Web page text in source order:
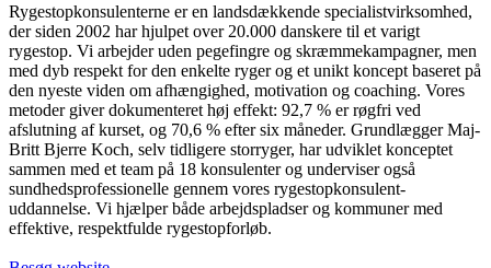
Rygestopkonsulenterne er en landsdækkende specialistvirksomhed,
der siden 2002 har hjulpet over 20.000 danskere til et varigt
rygestop. Vi arbejder uden pegefingre og skræmmekampagner, men
med dyb respekt for den enkelte ryger og et unikt koncept baseret på
den nyeste viden om afhængighed, motivation og coaching. Vores
metoder giver dokumenteret høj effekt: 92,7 % er røgfri ved
afslutning af kurset, og 70,6 % efter six måneder. Grundlægger Maj-
Britt Bjerre Koch, selv tidligere storryger, har udviklet konceptet
sammen med et team på 18 konsulenter og underviser også
sundhedsprofessionelle gennem vores rygestopkonsulent-
uddannelse. Vi hjælper både arbejdspladser og kommuner med
effektive, respektfulde rygestopforløb.